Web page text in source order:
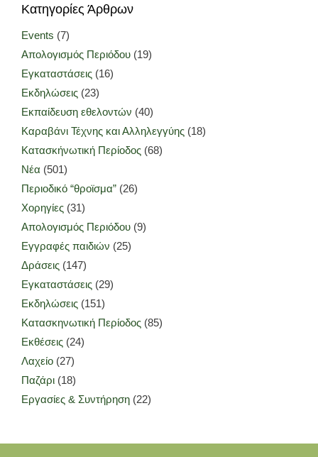
Κατηγορίες Άρθρων
Events (7)
Απολογισμός Περιόδου (19)
Εγκαταστάσεις (16)
Εκδηλώσεις (23)
Εκπαίδευση εθελοντών (40)
Καραβάνι Τέχνης και Αλληλεγγύης (18)
Κατασκήνωτική Περίοδος (68)
Νέα (501)
Περιοδικό “θροϊσμα” (26)
Χορηγίες (31)
Απολογισμός Περιόδου (9)
Εγγραφές παιδιών (25)
Δράσεις (147)
Εγκαταστάσεις (29)
Εκδηλώσεις (151)
Κατασκηνωτική Περίοδος (85)
Εκθέσεις (24)
Λαχείο (27)
Παζάρι (18)
Εργασίες & Συντήρηση (22)